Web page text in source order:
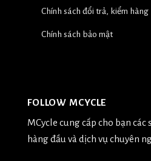
Chính sách đổi trả, kiểm hàng
Chính sách bảo mật
FOLLOW MCYCLE
MCycle cung cấp cho bạn
hàng đầu và dịch vụ chuyên